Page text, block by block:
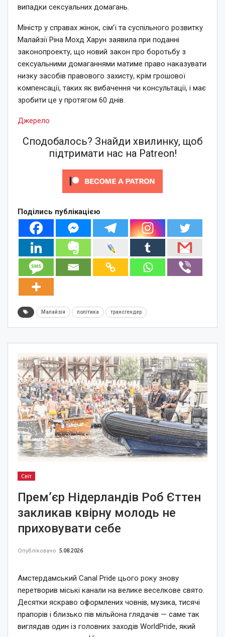
випадки сексуальних домагань.
Міністр у справах жінок, сім’ї та суспільного розвитку
Малайзії Ріна Мохд Харун заявила при поданні
законопроекту, що новий закон про боротьбу з
сексуальними домаганнями матиме право наказувати
низку засобів правового захисту, крім грошової
компенсації, таких як вибачення чи консультації, і має
зробити це у протягом 60 днів.
Джерело
Сподобалось? Знайди хвилинку, щоб
підтримати нас на Patreon!
Поділись публікацією
Малайзія політика трансгендер
Світ
Прем’єр Нідерландів Роб Єттен
закликав квірну молодь не
приховувати себе
Опубліковано 5.08.2026
Амстердамський Canal Pride цього року знову
перетворив міські канали на велике веселкове свято.
Десятки яскраво оформлених човнів, музика, тисячі
прапорів і близько пів мільйона глядачів — саме так
виглядав один із головних заходів WorldPride, який